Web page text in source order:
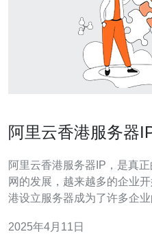
阿里云香港服务器
阿里云香港服务器IP，是真正的香
网的发展，越来越多的企业
港设立服务器成为了许多企
但是，阿里云香港服务器IP真
2025年4月11日